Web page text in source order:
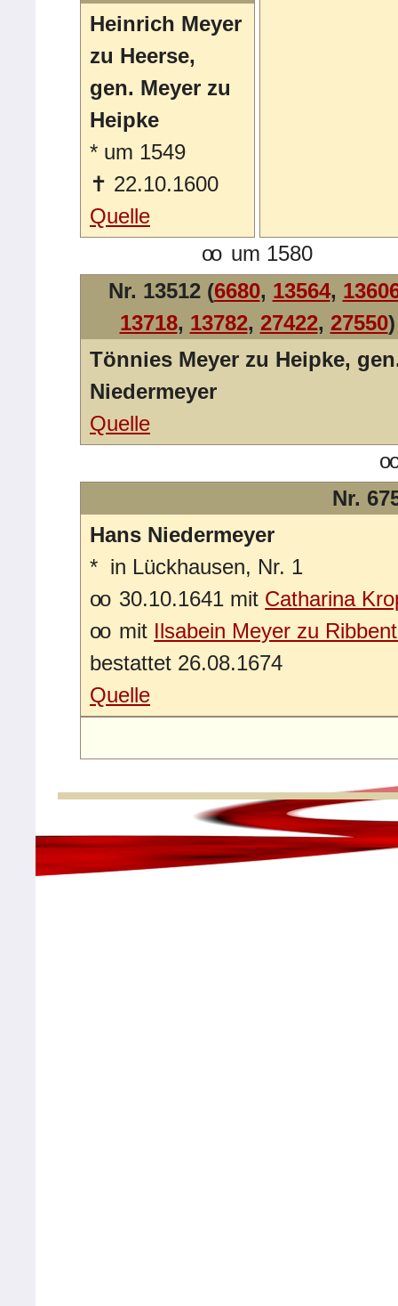
Heinrich Meyer
zu Heerse,
gen. Meyer zu
Heipke
* um 1549
✝ 22.10.1600
Quelle
oo um 1580
Nr. 13512 (6680, 13564,
13718, 13782, 27422, 27550)
Tönnies Meyer zu Heipke,
Niedermeyer
Quelle
oo
Nr.
Hans Niedermeyer
* in Lückhausen, Nr. 1
oo 30.10.1641 mit Catharina
oo mit Ilsabein Meyer zu
bestattet 26.08.1674
Quelle